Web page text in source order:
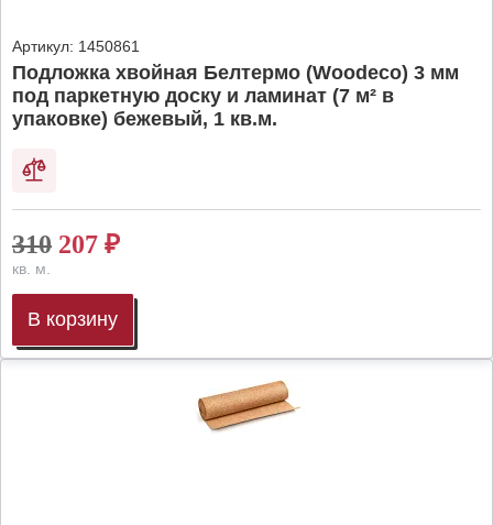
Артикул: 1450861
Подложка хвойная Белтермо (Woodeco) 3 мм
под паркетную доску и ламинат (7 м² в
упаковке) бежевый, 1 кв.м.
310 207 ₽
кв. м.
В корзину